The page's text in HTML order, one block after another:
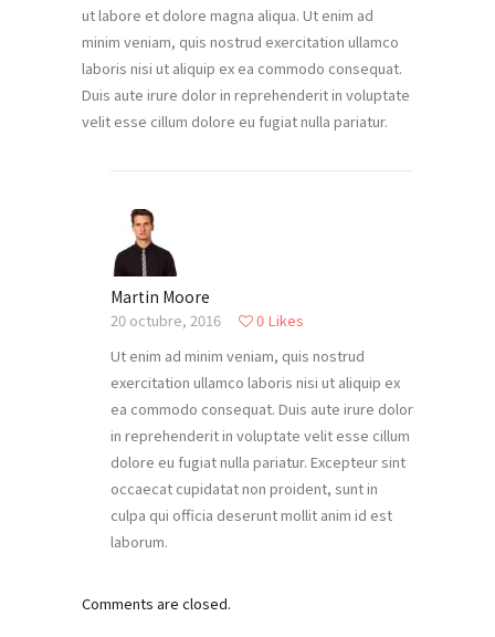
ut labore et dolore magna aliqua. Ut enim ad
minim veniam, quis nostrud exercitation ullamco
laboris nisi ut aliquip ex ea commodo consequat.
Duis aute irure dolor in reprehenderit in voluptate
velit esse cillum dolore eu fugiat nulla pariatur.
Martin Moore
20 octubre, 2016 0 Likes
Ut enim ad minim veniam, quis nostrud
exercitation ullamco laboris nisi ut aliquip ex
ea commodo consequat. Duis aute irure dolor
in reprehenderit in voluptate velit esse cillum
dolore eu fugiat nulla pariatur. Excepteur sint
occaecat cupidatat non proident, sunt in
culpa qui officia deserunt mollit anim id est
laborum.
Comments are closed.